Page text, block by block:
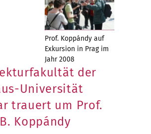
Prof. Koppándy auf
Exkursion in Prag im
Jahr 2008
der
Universität
trauert um Prof.
Koppándy